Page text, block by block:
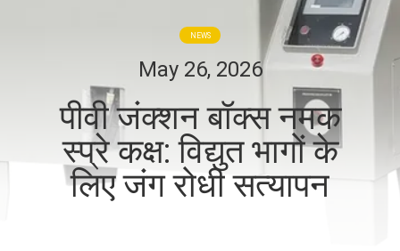
गुणवत्ता
नियंत्रण
NEWS
May 26, 2026
पीवी जंक्शन बॉक्स नमक
स्प्रे कक्ष: विद्युत भागों के
लिए जंग रोधी सत्यापन